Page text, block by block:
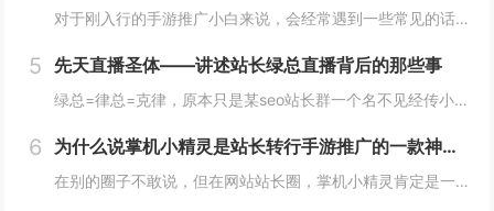
对于刚入行的手游推广小白来说，会经常遇到一些常见的话术费解，比如什么是私域端什么是小手柄？其实，从抖音直播来入行手游推广是小白成长最快速的方式，而没有之一！抖音直播往往只需要1个人力即可基本解决所有推广环节的事情，例如一边开播，一变用其他抖...
5 先天直播圣体——讲述站长绿总直播背后的那些事
绿总=律总=克律，原本只是某seo站长群一个名不见经传小小站长，近来却被群里的部分站长称为“先天直播圣体”，何为先天直播圣体？顾名思义，也就是在相同的条件下，搞手游直播的效果远远大于其他人，直播收益数据也更是一骑绝尘，这也惹来不少站长的羡慕...
6 为什么说掌机小精灵是站长转行手游推广的一款神级产品
在别的圈子不敢说，但在网站站长圈，掌机小精灵肯定是一款耳熟能详的手游产品，纵观4414论坛以及4414论坛所衍生的各类站长交流群，有那么一个人几乎苦口婆心的在宣传这款游戏的推广方法以及推广数据。这个人自然不用说是谁了，肯定是博主本人啦。毕竟...